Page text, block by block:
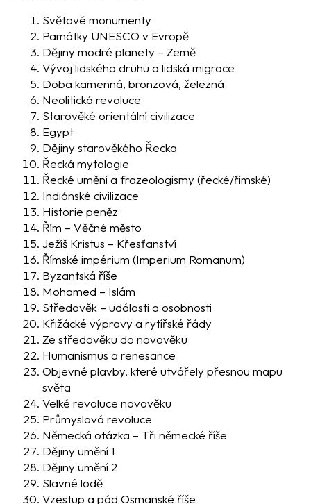
Světové monumenty
Památky UNESCO v Evropě
Dějiny modré planety – Země
Vývoj lidského druhu a lidská migrace
Doba kamenná, bronzová, železná
Neolitická revoluce
Starověké orientální civilizace
Egypt
Dějiny starověkého Řecka
Řecká mytologie
Řecké umění a frazeologismy (řecké/římské)
Indiánské civilizace
Historie peněz
Řím – Věčné město
Ježíš Kristus – Křesťanství
Římské impérium (Imperium Romanum)
Byzantská říše
Mohamed – Islám
Středověk – události a osobnosti
Křižácké výpravy a rytířské řády
Ze středověku do novověku
Humanismus a renesance
Objevné plavby, které utvářely přesnou mapu
světa
Velké revoluce novověku
Průmyslová revoluce
Německá otázka – Tři německé říše
Dějiny umění 1
Dějiny umění 2
Slavné lodě
Vzestup a pád Osmanské říše